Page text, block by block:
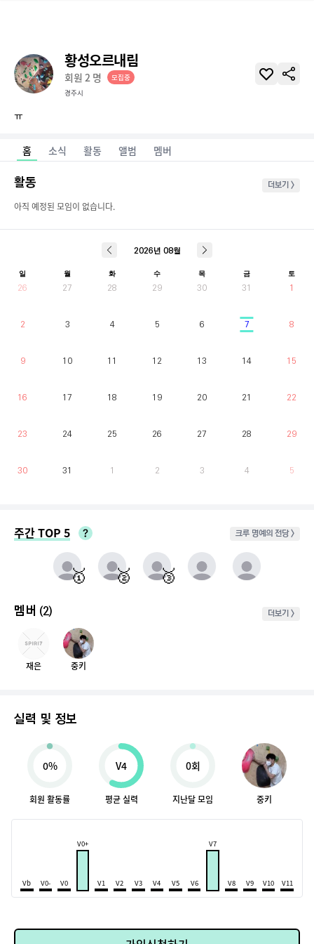
황성오르내림
회원 2 명
모집중
경주시
ㅠ
홈 소식 활동 앨범 멤버
활동 더보기 >
아직 예정된 모임이 없습니다.
2026년 08월
일 월 화 수 목 금 토
26 27 28 29 30 31 1
2 3 4 5 6 7 8
9 10 11 12 13 14 15
16 17 18 19 20 21 22
23 24 25 26 27 28 29
30 31 1 2 3 4 5
주간 TOP 5 크루 명예의 전당 >
매주 월요일부터 일요일까지 가장 클라이밍 시간이 많은 유저를 실시간으로 반영.
동점자 처리방식 : 클라이밍 횟수가 많은 순
🥇 🥈 🥉
멤버 (2) 더보기 >
재은 중키
실력 및 정보
0%
회원 활동률
V4
평균 실력
0회
지난달 모임 중키
Vb V0- V0
V0+
V1 V2 V3 V4 V5 V6
V7
V8 V9 V10 V11